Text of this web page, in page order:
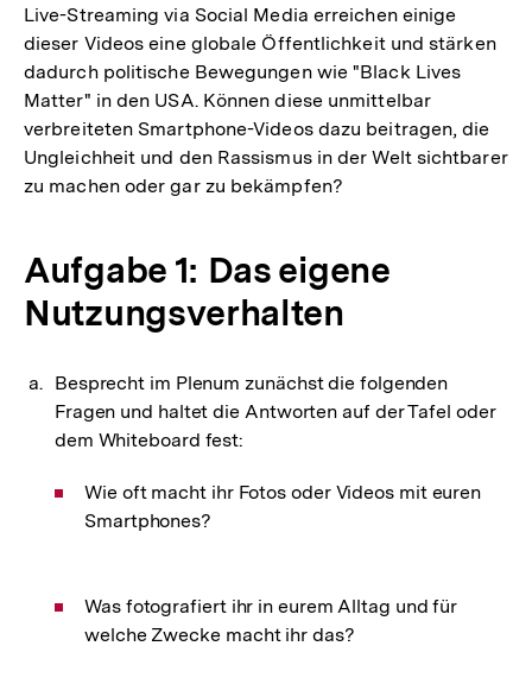
Live-Streaming via Social Media erreichen einige
dieser Videos eine globale Öffentlichkeit und stärken
dadurch politische Bewegungen wie "Black Lives
Matter" in den USA. Können diese unmittelbar
verbreiteten Smartphone-Videos dazu beitragen, die
Ungleichheit und den Rassismus in der Welt sichtbarer
zu machen oder gar zu bekämpfen?
Aufgabe 1: Das eigene
Nutzungsverhalten
Besprecht im Plenum zunächst die folgenden
Fragen und haltet die Antworten auf der Tafel oder
dem Whiteboard fest:
Wie oft macht ihr Fotos oder Videos mit euren
Smartphones?
Was fotografiert ihr in eurem Alltag und für
welche Zwecke macht ihr das?